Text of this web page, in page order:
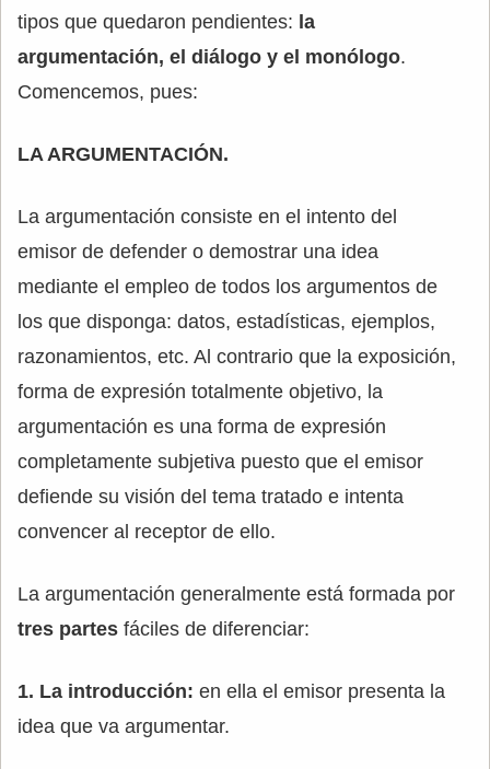
tipos que quedaron pendientes: la
argumentación, el diálogo y el monólogo.
Comencemos, pues:
LA ARGUMENTACIÓN.
La argumentación consiste en el intento del
emisor de defender o demostrar una idea
mediante el empleo de todos los argumentos de
los que disponga: datos, estadísticas, ejemplos,
razonamientos, etc. Al contrario que la exposición,
forma de expresión totalmente objetivo, la
argumentación es una forma de expresión
completamente subjetiva puesto que el emisor
defiende su visión del tema tratado e intenta
convencer al receptor de ello.
La argumentación generalmente está formada por
tres partes fáciles de diferenciar:
1. La introducción: en ella el emisor presenta la
idea que va argumentar.